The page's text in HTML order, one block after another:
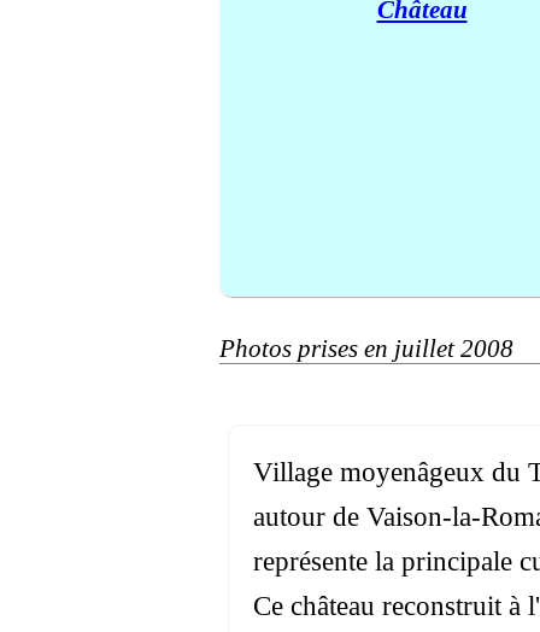
Château
Photos prises en juillet 2008
Village moyenâgeux du
autour de Vaison-la-
représente la principale
Ce château reconstruit à